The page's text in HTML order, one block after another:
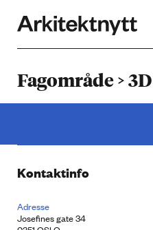
Fagområde >
Kontaktinfo
Adresse
Josefines gate 34